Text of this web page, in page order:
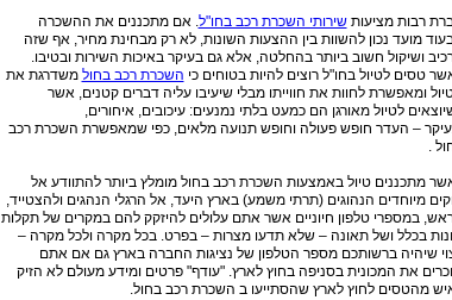
רבות מציעותשירותי השכרת רכב בחו"ל. אם מתכננים את ההשכרה
מועד נכון להשוות בין ההצעות השונות, לא רק מבחינת מחיר, אף שזה
ושיקול חשוב ביותר בהחלטה, אלא גם בעיקר באיכות השירות ובטיבו.
טסים לטיול בחו"ל רוצים להיות בטוחים כי השכרת רכב בחול משדרגת את
ומאפשרת לחוות את חווייתו מבלי שיעיבו עליה דברים קטנים, אשר
לטיול מאורגן הם כמעט בלתי נמנעים: עיכובים, איחורים,
– העדר חופש פעולה וחופש תנועה מלאים, כפי שמאפשרת השכרת רכב
.
מתכננים טיול באמצעות השכרת רכב בחול מומלץ ביותר להתוודע אל
מיוחדים הנהוגים (תרתי משמע) בארץ היעד, אל הרגלי הנהגים ולהצטייד,
במספרי טלפון חיוניים אשר אתם עלולים להיזקק להם במקרים של תקלות
בכלל ושל תאונה – שלא תדעו מצרות – בפרט. בכל מקרה ולכל מקרה –
שיהיה ברשותכם מספר הטלפון של נציגות החברה בארץ גם אם אתם
את המכונית בסניפה בחוץ לארץ. "עודף" פרטים ומידע מעולם לא הזיק
מהטסים לחוץ לארץ שהסתייעו ב השכרת רכב בחול.